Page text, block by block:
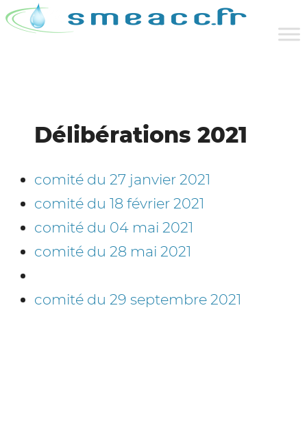
Délibérations 2021
comité du 27 janvier 2021
comité du 18 février 2021
comité du 04 mai 2021
comité du 28 mai 2021
comité du 29 septembre 2021